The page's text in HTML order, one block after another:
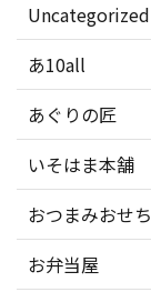
Uncategorized
あ10all
あぐりの匠
いそはま本舗
おつまみおせち
お弁当屋